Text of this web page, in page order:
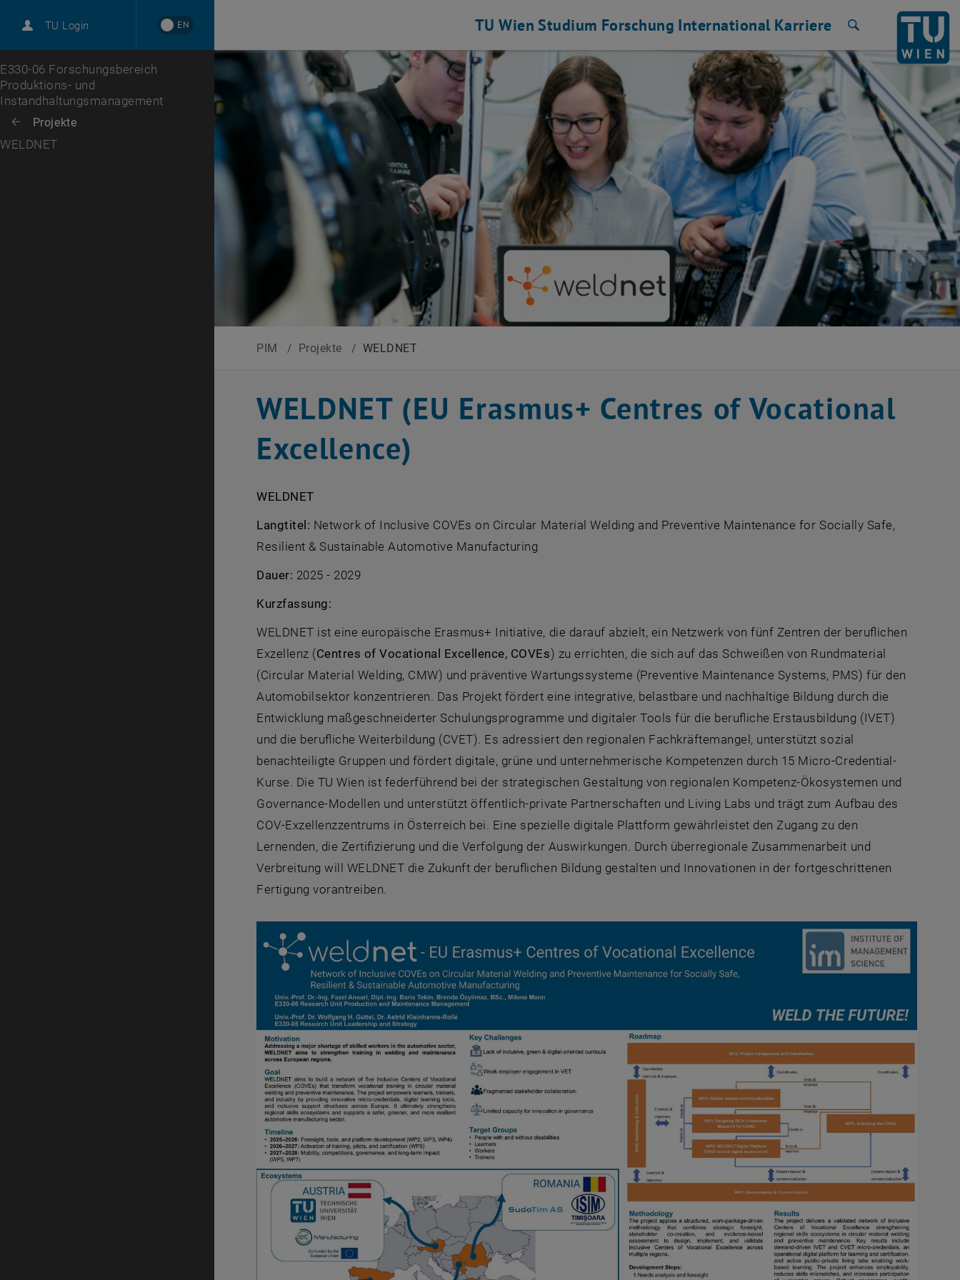
TU Login EN
Karriere
Zur 1. Menü Ebene
E330-06 Forschungsbereich
Produktions- und
Instandhaltungsmanagement
Zurück: Subseiten von Projekte auflisten
Zurück zur letzten Ebene:
Projekte
WELDNET
TU Wien Studium Forschung International Karriere
PIM / Projekte / WELDNET
WELDNET (EU Erasmus+ Centres of Vocational
Excellence)
WELDNET
Langtitel: Network of Inclusive COVEs on Circular Material Welding and Preventive Maintenance for Socially Safe,
Resilient & Sustainable Automotive Manufacturing
Dauer: 2025 - 2029
Kurzfassung:
WELDNET ist eine europäische Erasmus+ Initiative, die darauf abzielt, ein Netzwerk von fünf Zentren der beruflichen
Exzellenz (Centres of Vocational Excellence, COVEs) zu errichten, die sich auf das Schweißen von Rundmaterial
(Circular Material Welding, CMW) und präventive Wartungssysteme (Preventive Maintenance Systems, PMS) für den
Automobilsektor konzentrieren. Das Projekt fördert eine integrative, belastbare und nachhaltige Bildung durch die
Entwicklung maßgeschneiderter Schulungsprogramme und digitaler Tools für die berufliche Erstausbildung (IVET)
und die berufliche Weiterbildung (CVET). Es adressiert den regionalen Fachkräftemangel, unterstützt sozial
benachteiligte Gruppen und fördert digitale, grüne und unternehmerische Kompetenzen durch 15 Micro-Credential-
Kurse. Die TU Wien ist federführend bei der strategischen Gestaltung von regionalen Kompetenz-Ökosystemen und
Governance-Modellen und unterstützt öffentlich-private Partnerschaften und Living Labs und trägt zum Aufbau des
COV-Exzellenzzentrums in Österreich bei. Eine spezielle digitale Plattform gewährleistet den Zugang zu den
Lernenden, die Zertifizierung und die Verfolgung der Auswirkungen. Durch überregionale Zusammenarbeit und
Verbreitung will WELDNET die Zukunft der beruflichen Bildung gestalten und Innovationen in der fortgeschrittenen
Fertigung vorantreiben.